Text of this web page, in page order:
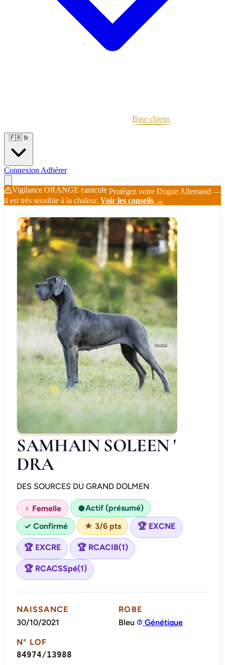
Base chiens
🇫🇷 fr
Connexion Adhérer
Vigilance ORANGE canicule Protégez votre Dogue Allemand —
il est très sensible à la chaleur. Voir les conseils →
SAMHAIN SOLEEN '
DRA
DES SOURCES DU GRAND DOLMEN
♀ Femelle ●Actif (présumé)
✓ Confirmé
★ 3/6 pts 🏆 EXCNE
🏆 EXCRE 🏆 RCACIB(1)
🏆 RCACSSpé(1)
NAISSANCE
30/10/2021
ROBE
Bleu
Génétique
N° LOF
84974/13988